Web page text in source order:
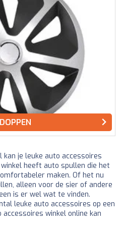
kan je leuke auto accessoires
heeft auto spullen die het
maken. Of het nu
alleen voor de sier of andere
is er wel wat te vinden.
leuke auto accessoires op een
winkel online kan